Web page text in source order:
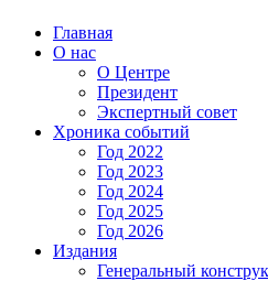
Главная
О нас
О Центре
Президент
Экспертный совет
Хроника событий
Год 2022
Год 2023
Год 2024
Год 2025
Год 2026
Издания
Генеральный